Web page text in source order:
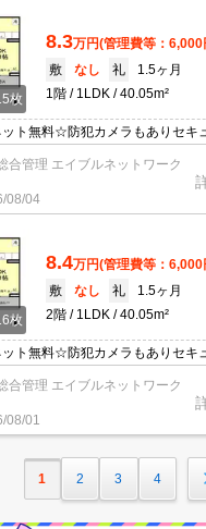
枚
8.3万円(管理費等：6,000
敷
なし 礼
1.5ヶ月
1階
1LDK 40.05m²
ット無料☆防犯カメラもありセキ
合管理 エイブルネットワーク
08/04
枚
8.4万円(管理費等：6,000
敷
なし 礼
1.5ヶ月
2階
1LDK 40.05m²
ット無料☆防犯カメラもありセキ
合管理 エイブルネットワーク
08/01
1 2 3 4